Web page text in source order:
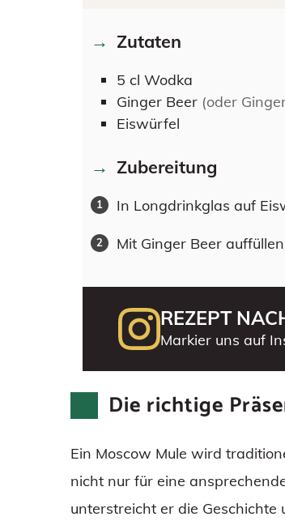
Zutaten
5 cl Wodka
Ginger Beer (oder
Eiswürfel
Zubereitung
In Longdrinkglas auf
Mit Ginger Beer
REZEPT
Markier uns auf
Die richtige
Ein Moscow Mule wird
nicht nur für eine
unterstreicht er die Geschichte